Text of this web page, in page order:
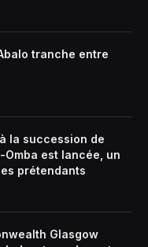
tranche entre
la succession de
Omba est lancée, un
prétendants
Glasgow